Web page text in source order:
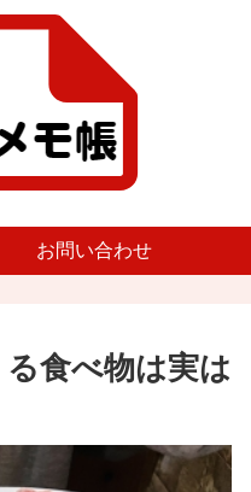
お問い合わせ
食べ物は実は